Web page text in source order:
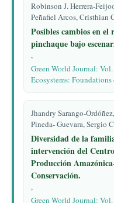
Robinson J. Herrera-
Peñafiel Arcos, Cristhian
Posibles cambios en
pinchaque bajo
,
Green World Journal:
Ecosystems:
Jhandry Sarango-
Pineda- Guevara, Sergio
Diversidad de la
intervención del
Producción
Conservación.
,
Green World Journal: